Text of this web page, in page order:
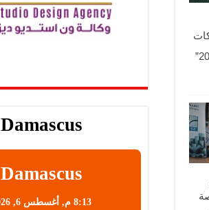
مشهداني الصناعية 2026”
Damascus
Damascus
8:13 م, أغسطس 6, 2026